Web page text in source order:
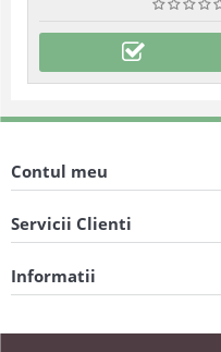
Contul meu
Servicii Clienti
Informatii